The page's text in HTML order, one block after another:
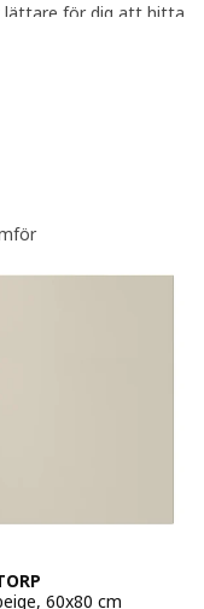
om du vill ha en
lättare för dig att hitta
60x80 cm